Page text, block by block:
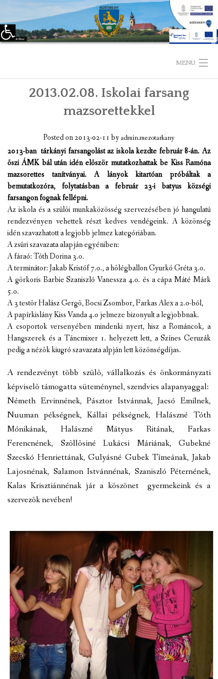
Eszköztár megnyitása
MENU
KEZDŐLAP
LÁTNIVALÓK
KAPCSOLAT
ÖNKORMÁNYZAT
KÉPVISELŐ-TESTÜLET
VÁLASZTÁSI INFORMÁCIÓK
NEMZETISÉGI ÖNKORMÁNYZAT
TÁRSULÁS
PÁLYÁZATOK
HIRDETMÉNYEK
ÓVODA ÉS MINI BÖLCSŐDE
2013.02.08. Iskolai farsang
mazsorettekkel
Posted on2013-02-11 byadmin.mezotarkany
2013-ban tárkányi farsangolást az iskola kezdte február 8-án. Az
õszi ÁMK bál után idén elõször mutatkozhattak be Kiss Ramóna
mazsorettes tanítványai. A lányok kitartóan próbáltak a
bemutatkozóra, folytatásban a február 23-i batyus községi
farsangon fognak fellépni.
Az iskola és a szülõi munkaközösség szervezésében jó hangulatú
rendezvényen vehettek részt kedves vendégeink. A közönség
idén szavazhatott a legjobb jelmez kategóriában.
A zsûri szavazata alapján egyéniben:
A fáraó: Tóth Dorina 3.o.
A terminátor: Jakab Kristóf 7.o., a hõlégballon Gyurkó Gréta 3.o.
A görkoris Barbie Szaniszló Vanessza 4.o. és a cápa Máté Márk
5.o.
A 3 testõr Halász Gergõ, Bocsi Zsombor, Farkas Alex a 2.o-ból,
A papírkislány Kiss Vanda 4.o jelmeze bizonyult a legjobbnak.
A csoportok versenyében mindenki nyert, hisz a Románcok, a
Hangszerek és a Táncmixer 1. helyezett lett, a Színes Ceruzák
pedig a nézõk kiugró szavazata alpján lett közönségdíjas.
A rendezvényt több szülõ, vállalkozás és önkormányzati
képviselõ támogatta süteménynel, szendvics alapanyaggal:
Németh Ervinnének, Pásztor Istvánnak, Jacsó Emilnek,
Nuuman pékségnek, Kállai pékségnek, Halászné Tóth
Mónikának, Halászné Mátyus Ritának, Farkas
Ferencnének, Szõllõsiné Lukácsi Máriának, Gubekné
Szecskó Henriettának, Gulyásné Gubek Tímeának, Jakab
Lajosnénak, Salamon Istvánnénak, Szaniszló Péternének,
Kalas Krisztiánnénak jár a köszönet gyermekeink és a
szervezõk nevében!